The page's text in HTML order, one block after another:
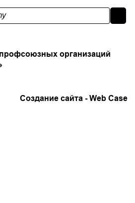
организаций
Создание сайта -Web Case